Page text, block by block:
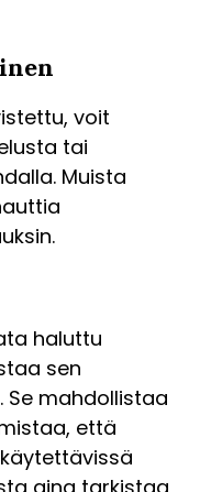
voit
tai
Muista
haluttu
sen
Se mahdollistaa
että